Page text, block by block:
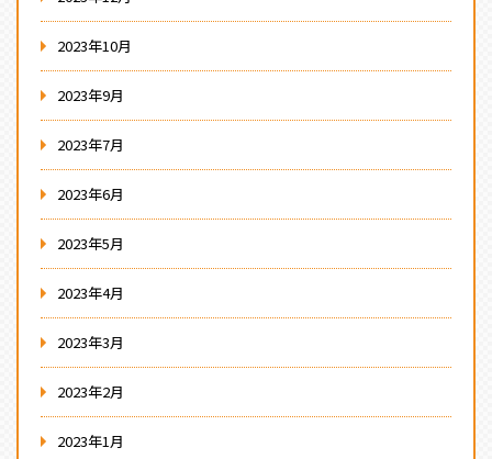
2023年10月
2023年9月
2023年7月
2023年6月
2023年5月
2023年4月
2023年3月
2023年2月
2023年1月